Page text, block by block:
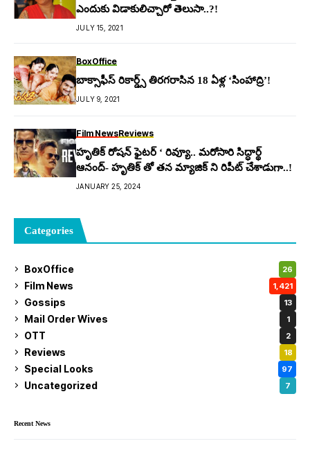
ఎందుకు విడాకులిచ్చారో తెలుసా..?!
JULY 15, 2021
BoxOffice
బాక్సాఫీస్ రికార్డ్స్ తిరగరాసిన 18 ఏళ్ల ‘సింహాద్రి’!
JULY 9, 2021
Film NewsReviews
హృతిక్ రోష‌న్ ఫైట‌ర్ ‘ రివ్యూ.. మరోసారి సిద్ధార్థ్‌
ఆనంద్- హృతిక్ తో తన మ్యాజిక్ ని రిపీట్ చేశాడుగా..!
JANUARY 25, 2024
Categories
BoxOffice 26
Film News 1,421
Gossips 13
Mail Order Wives 1
OTT 2
Reviews 18
Special Looks 97
Uncategorized 7
Recent News